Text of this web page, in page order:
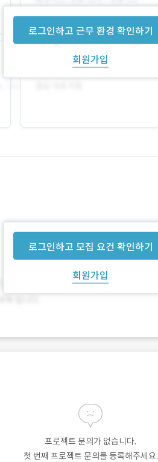
로그인하고 근무 환경 확인하기
회원가입
로그인하고 모집 요건 확인하기
회원가입
프로젝트 문의가 없습니다.
첫 번째 프로젝트 문의를 등록해주세요.